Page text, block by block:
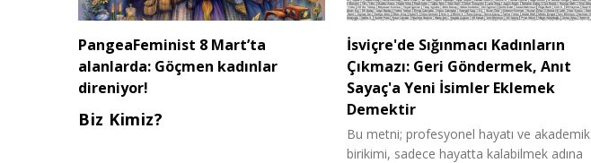
PangeaFeminist 8 Mart’ta
alanlarda: Göçmen kadınlar
direniyor!
Biz Kimiz?
İsviçre'de Sığınmacı Kadınların
Çıkmazı: Geri Göndermek, Anıt
Sayaç'a Yeni İsimler Eklemek
Demektir
Bu metni; profesyonel hayatı ve akademik
birikimi, sadece hayatta kalabilmek adına